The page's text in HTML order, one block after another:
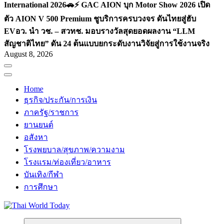
International 2026🚗⚡️ GAC AION บุก Motor Show 2026 เปิด
ตัว AION V 500 Premium ชูบริการครบวงจร ดันไทยสู่ฮับ
EVอว. นำ วช. – สวทช. มอบรางวัลสุดยอดผลงาน “LLM
สัญชาติไทย” ดัน 24 ต้นแบบยกระดับงานวิจัยสู่การใช้งานจริง
August 8, 2026
Home
ธุรกิจ/ประกัน/การเงิน
ภาครัฐ/ราชการ
ยานยนต์
อสังหา
โรงพยบาล/สุขภาพ/ความงาม
โรงแรม/ท่องเที่ยว/อาหาร
บันเทิง/กีฬา
การศึกษา